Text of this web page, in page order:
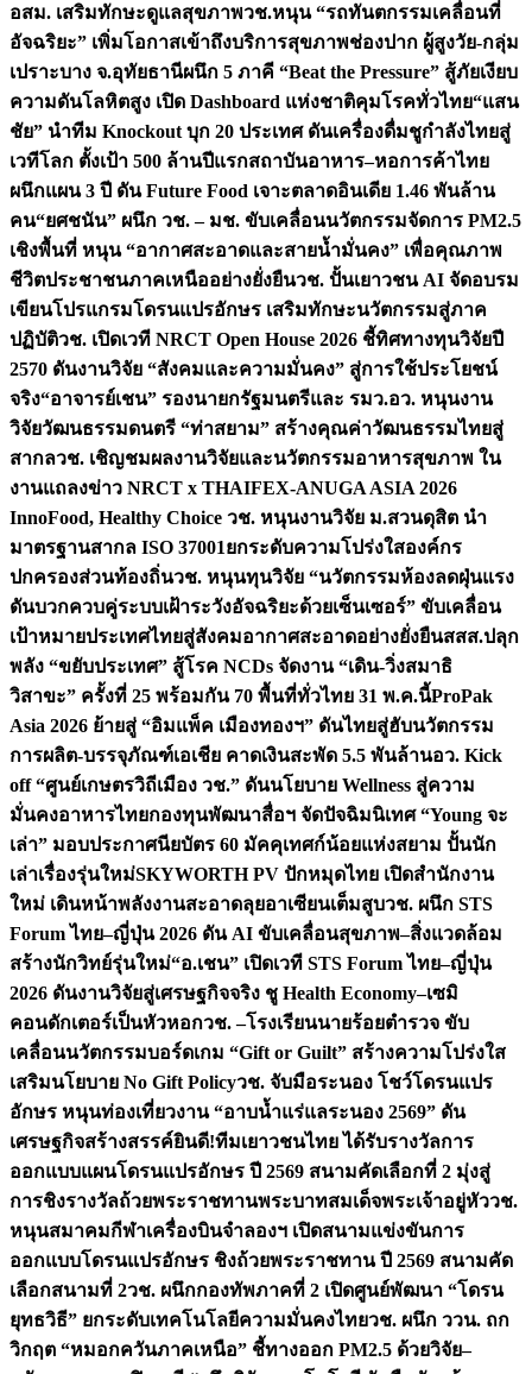
อสม. เสริมทักษะดูแลสุขภาพวช.หนุน “รถทันตกรรมเคลื่อนที่
อัจฉริยะ” เพิ่มโอกาสเข้าถึงบริการสุขภาพช่องปาก ผู้สูงวัย-กลุ่ม
เปราะบาง จ.อุทัยธานีผนึก 5 ภาคี “Beat the Pressure” สู้ภัยเงียบ
ความดันโลหิตสูง เปิด Dashboard แห่งชาติคุมโรคทั่วไทย“แสน
ชัย” นำทีม Knockout บุก 20 ประเทศ ดันเครื่องดื่มชูกำลังไทยสู่
เวทีโลก ตั้งเป้า 500 ล้านปีแรกสถาบันอาหาร–หอการค้าไทย
ผนึกแผน 3 ปี ดัน Future Food เจาะตลาดอินเดีย 1.46 พันล้าน
คน“ยศชนัน” ผนึก วช. – มช. ขับเคลื่อนนวัตกรรมจัดการ PM2.5
เชิงพื้นที่ หนุน “อากาศสะอาดและสายน้ำมั่นคง” เพื่อคุณภาพ
ชีวิตประชาชนภาคเหนืออย่างยั่งยืนวช. ปั้นเยาวชน AI จัดอบรม
เขียนโปรแกรมโดรนแปรอักษร เสริมทักษะนวัตกรรมสู่ภาค
ปฏิบัติวช. เปิดเวที NRCT Open House 2026 ชี้ทิศทางทุนวิจัยปี
2570 ดันงานวิจัย “สังคมและความมั่นคง” สู่การใช้ประโยชน์
จริง“อาจารย์เชน” รองนายกรัฐมนตรีและ รมว.อว. หนุนงาน
วิจัยวัฒนธรรมดนตรี “ท่าสยาม” สร้างคุณค่าวัฒนธรรมไทยสู่
สากลวช. เชิญชมผลงานวิจัยและนวัตกรรมอาหารสุขภาพ ใน
งานแถลงข่าว NRCT x THAIFEX-ANUGA ASIA 2026
InnoFood, Healthy Choice วช. หนุนงานวิจัย ม.สวนดุสิต นำ
มาตรฐานสากล ISO 37001ยกระดับความโปร่งใสองค์กร
ปกครองส่วนท้องถิ่นวช. หนุนทุนวิจัย “นวัตกรรมห้องลดฝุ่นแรง
ดันบวกควบคู่ระบบเฝ้าระวังอัจฉริยะด้วยเซ็นเซอร์” ขับเคลื่อน
เป้าหมายประเทศไทยสู่สังคมอากาศสะอาดอย่างยั่งยืนสสส.ปลุก
พลัง “ขยับประเทศ” สู้โรค NCDs จัดงาน “เดิน-วิ่งสมาธิ
วิสาขะ” ครั้งที่ 25 พร้อมกัน 70 พื้นที่ทั่วไทย 31 พ.ค.นี้ProPak
Asia 2026 ย้ายสู่ “อิมแพ็ค เมืองทองฯ” ดันไทยสู่ฮับนวัตกรรม
การผลิต-บรรจุภัณฑ์เอเชีย คาดเงินสะพัด 5.5 พันล้านอว. Kick
off “ศูนย์เกษตรวิถีเมือง วช.” ดันนโยบาย Wellness สู่ความ
มั่นคงอาหารไทยกองทุนพัฒนาสื่อฯ จัดปัจฉิมนิเทศ “Young จะ
เล่า” มอบประกาศนียบัตร 60 มัคคุเทศก์น้อยแห่งสยาม ปั้นนัก
เล่าเรื่องรุ่นใหม่SKYWORTH PV ปักหมุดไทย เปิดสำนักงาน
ใหม่ เดินหน้าพลังงานสะอาดลุยอาเซียนเต็มสูบวช. ผนึก STS
Forum ไทย–ญี่ปุ่น 2026 ดัน AI ขับเคลื่อนสุขภาพ–สิ่งแวดล้อม
สร้างนักวิทย์รุ่นใหม่“อ.เชน” เปิดเวที STS Forum ไทย–ญี่ปุ่น
2026 ดันงานวิจัยสู่เศรษฐกิจจริง ชู Health Economy–เซมิ
คอนดักเตอร์เป็นหัวหอกวช. –โรงเรียนนายร้อยตำรวจ ขับ
เคลื่อนนวัตกรรมบอร์ดเกม “Gift or Guilt” สร้างความโปร่งใส
เสริมนโยบาย No Gift Policyวช. จับมือระนอง โชว์โดรนแปร
อักษร หนุนท่องเที่ยวงาน “อาบน้ำแร่แลระนอง 2569” ดัน
เศรษฐกิจสร้างสรรค์ยินดี!ทีมเยาวชนไทย ได้รับรางวัลการ
ออกแบบแผนโดรนแปรอักษร ปี 2569 สนามคัดเลือกที่ 2 มุ่งสู่
การชิงรางวัลถ้วยพระราชทานพระบาทสมเด็จพระเจ้าอยู่หัววช.
หนุนสมาคมกีฬาเครื่องบินจำลองฯ เปิดสนามแข่งขันการ
ออกแบบโดรนแปรอักษร ชิงถ้วยพระราชทาน ปี 2569 สนามคัด
เลือกสนามที่ 2วช. ผนึกกองทัพภาคที่ 2 เปิดศูนย์พัฒนา “โดรน
ยุทธวิธี” ยกระดับเทคโนโลยีความมั่นคงไทยวช. ผนึก ววน. ถก
วิกฤต “หมอกควันภาคเหนือ” ชี้ทางออก PM2.5 ด้วยวิจัย–